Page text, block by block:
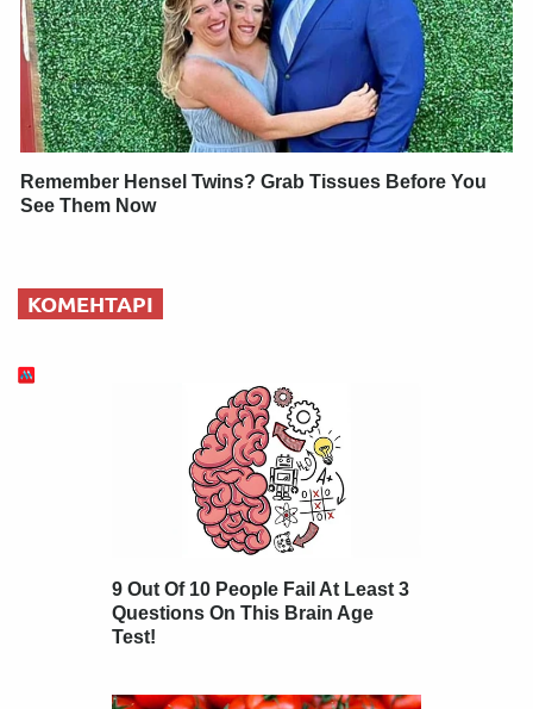
Remember Hensel Twins? Grab Tissues Before You
See Them Now
КОМЕНТАРІ